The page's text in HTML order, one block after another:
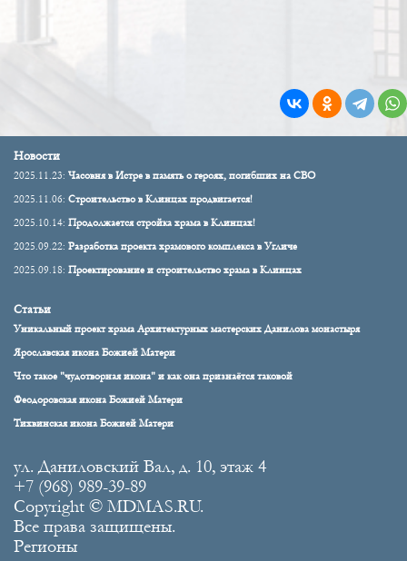
Новости
2025.11.23: Часовня в Истре в память о героях, погибших на СВО
2025.11.06: Строительство в Клинцах продвигается!
2025.10.14: Продолжается стройка храма в Клинцах!
2025.09.22: Разработка проекта храмового комплекса в Угличе
2025.09.18: Проектирование и строительство храма в Клинцах
Статьи
Уникальный проект храма Архитектурных мастерских Данилова монастыря
Ярославская икона Божией Матери
Что такое "чудотворная икона" и как она признаётся таковой
Феодоровская икона Божией Матери
Тихвинская икона Божией Матери
ул. Даниловский Вал, д. 10, этаж 4
+7 (968) 989-39-89
Copyright © MDMAS.RU.
Все права защищены.
Регионы